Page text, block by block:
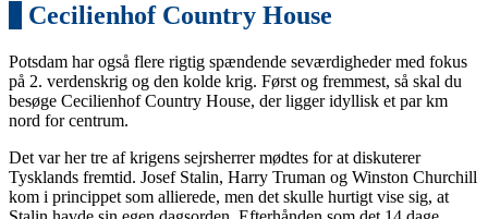
Cecilienhof Country House
Potsdam har også flere rigtig spændende seværdigheder med fokus
på 2. verdenskrig og den kolde krig. Først og fremmest, så skal du
besøge Cecilienhof Country House, der ligger idyllisk et par km
nord for centrum.
Det var her tre af krigens sejrsherrer mødtes for at diskuterer
Tysklands fremtid. Josef Stalin, Harry Truman og Winston Churchill
kom i princippet som allierede, men det skulle hurtigt vise sig, at